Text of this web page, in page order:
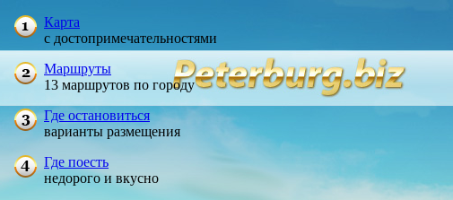
Карта
с достопримечательностями
Маршруты
13 маршрутов по городу
Где остановиться
варианты размещения
Где поесть
недорого и вкусно